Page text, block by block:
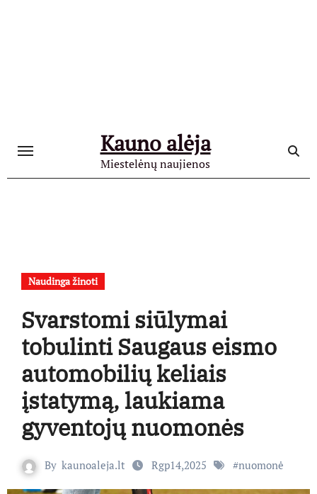
Kauno alėja
Miestelėnų naujienos
Naudinga žinoti
Svarstomi siūlymai
tobulinti Saugaus eismo
automobilių keliais
įstatymą, laukiama
gyventojų nuomonės
By kaunoaleja.lt Rgp14,2025 #nuomonė